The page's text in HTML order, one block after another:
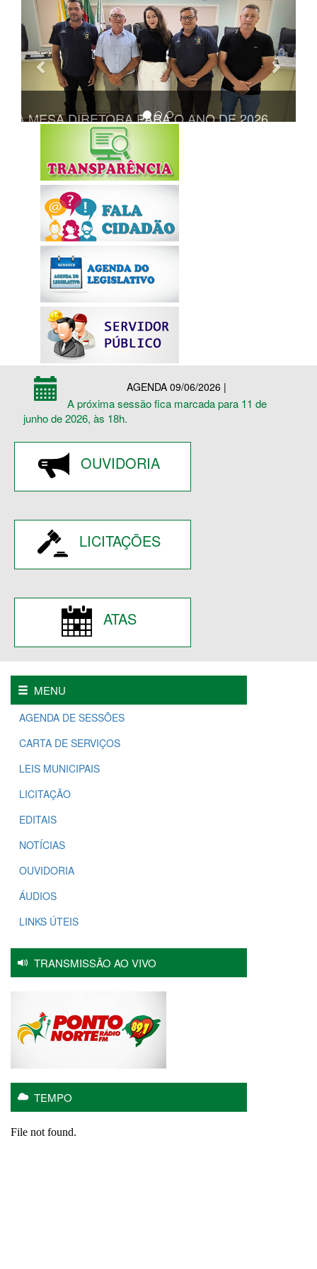
A MESA DIRETORA PARA O ANO DE 2026
Anterior
AGENDA 09/06/2026 |
A próxima sessão fica marcada para 11 de
junho de 2026, às 18h.
OUVIDORIA
LICITAÇÕES
ATAS
MENU
AGENDA DE SESSÕES
CARTA DE SERVIÇOS
LEIS MUNICIPAIS
LICITAÇÃO
EDITAIS
NOTÍCIAS
OUVIDORIA
ÁUDIOS
LINKS ÚTEIS
TRANSMISSÃO AO VIVO
TEMPO